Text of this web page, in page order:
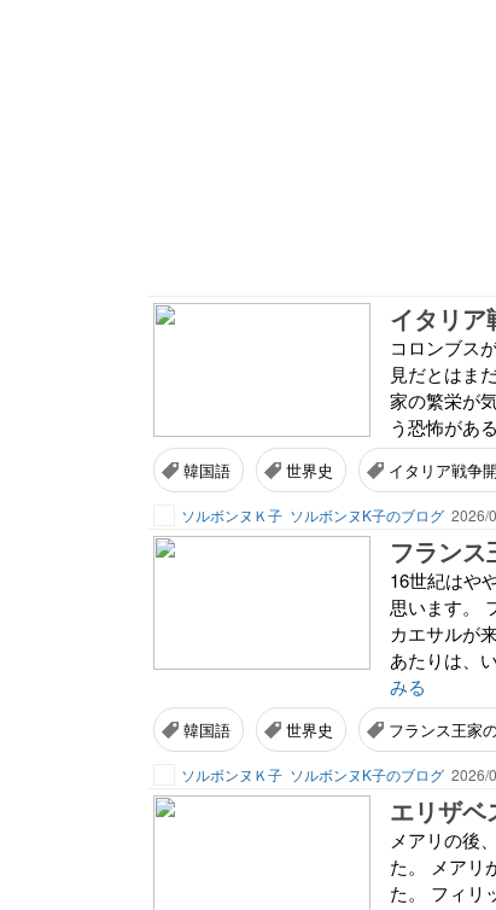
イタリア
コロンブス
見だとはま
家の繁栄が
う恐怖があ
韓国語 世界史 イタリア戦争
ソルボンヌＫ子 ソルボンヌK子のブログ 2026/
フランス
16世紀はや
思います。
カエサルが
あたりは、
みる
韓国語 世界史 フランス王家
ソルボンヌＫ子 ソルボンヌK子のブログ 2026/
エリザベ
メアリの後
た。 メアリ
た。 フィリ